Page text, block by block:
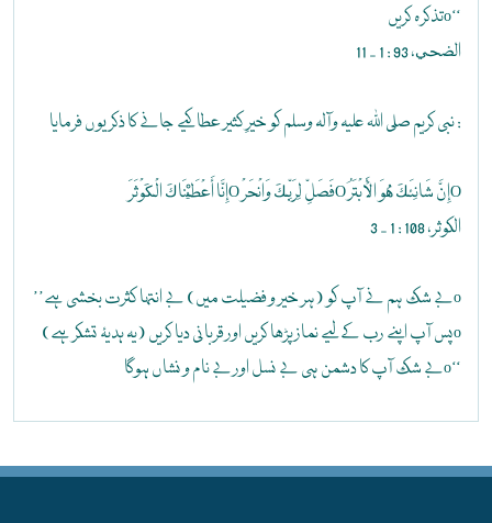
تذکرہ کریںo‘‘
الضحي، 93 : 1 - 11
نبی کریم صلی اللہ علیہ وآلہ وسلم کو خیرِ کثیر عطا کیے جانے کا ذکر یوں فرمایا :
إِنَّا أَعْطَيْنَاكَ الْكَوْثَرَO فَصَلِّ لِرَبِّكَ وَانْحَرْO إِنَّ شَانِئَكَ هُوَ الْأَبْتَرُO
الکوثر، 108 : 1 - 3
’’بے شک ہم نے آپ کو (ہر خیر و فضیلت میں) بے انتہا کثرت بخشی ہےo
پس آپ اپنے رب کے لیے نماز پڑھا کریں اور قربانی دیا کریں (یہ ہدیۂ تشکر ہے)o
بے شک آپ کا دشمن ہی بے نسل اور بے نام و نشاں ہوگاo‘‘